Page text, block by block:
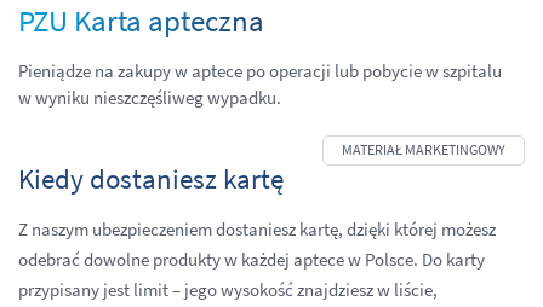
PZU Karta apteczna
Pieniądze na zakupy w aptece po operacji lub pobycie w szpitalu
w wyniku nieszczęśliweg wypadku.
Kiedy dostaniesz kartę
Z naszym ubezpieczeniem dostaniesz kartę, dzięki której możesz
odebrać dowolne produkty w każdej aptece w Polsce. Do karty
przypisany jest limit – jego wysokość znajdziesz w liście,